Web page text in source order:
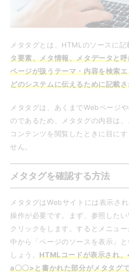
メタタグとは、HTMLのソースに記
タ要素、メタ情報、メタデータと
ページが扱うテーマ・内容を検索
どのシステムに伝えるために記載
メタタグは、あくまでWebページ
のであるため、メタタグの内容は
コンテンツを閲覧したときに目に
せん。
メタタグを確認する方法
メタタグはWebサイトには表示さ
操作が必要です。まず、参照した
クリックをします。するとメニュ
中から「ページのソースを表示」
しょう。HTMLコードが表示され
a〇〇>と書かれた部分がメタタグ